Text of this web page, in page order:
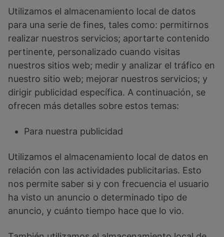
Utilizamos el almacenamiento local de datos
para una serie de fines, tales como: permitirnos
realizar nuestros servicios; aportarte contenido
pertinente, personalizado cuando visitas
nuestros sitios web; medir y analizar el tráfico en
nuestro sitio web; mejorar nuestros servicios; y
dirigir publicidad específica. A continuación, se
ofrecen más detalles sobre estos temas:
Para nuestra publicidad
Utilizamos el almacenamiento local de datos en
relación con las actividades publicitarias. Esto
nos permite saber si y con frecuencia el usuario
ha visto un anuncio o determinado tipo de
anuncio, y cuánto tiempo hace que lo vio.